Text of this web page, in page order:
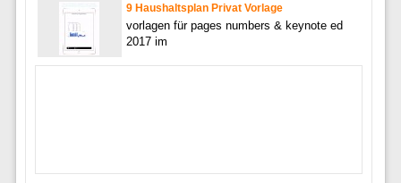
9 Haushaltsplan Privat Vorlage
vorlagen für pages numbers & keynote ed
2017 im